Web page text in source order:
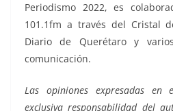
Periodismo 2022, es
101.1fm a través del Cristal
Diario de Querétaro y
comunicación.
Las opiniones expresadas en
exclusiva responsabilidad del